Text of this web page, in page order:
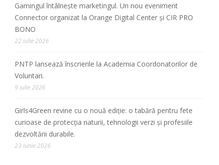
Gamingul întâlnește marketingul. Un nou eveniment
Connector organizat la Orange Digital Center și CIR PRO
BONO
22 iulie 2026
PNTP lansează înscrierile la Academia Coordonatorilor de
Voluntari.
9 iulie 2026
Girls4Green revine cu o nouă ediție: o tabără pentru fete
curioase de protecția naturii, tehnologii verzi și profesiile
dezvoltării durabile.
23 iunie 2026